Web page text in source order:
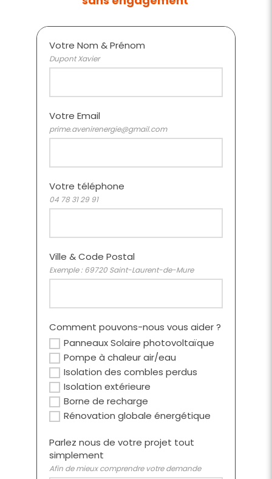
Votre Nom & Prénom
Dupont Xavier
Votre Email
prime.avenirenergie@gmail.com
Votre téléphone
04 78 31 29 91
Ville & Code Postal
Exemple : 69720 Saint-Laurent-de-Mure
Comment pouvons-nous vous aider ?
Panneaux Solaire photovoltaïque
Pompe à chaleur air/eau
Isolation des combles perdus
Isolation extérieure
Borne de recharge
Rénovation globale énergétique
Parlez nous de votre projet tout
simplement
Afin de mieux comprendre votre demande